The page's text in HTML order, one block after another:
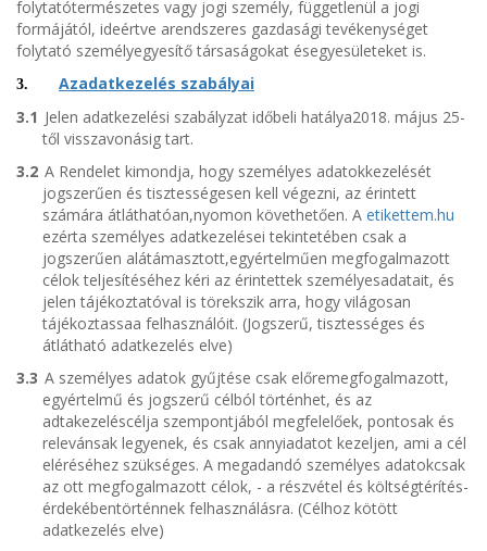
folytatótermészetes vagy jogi személy, függetlenül a jogi
formájától, ideértve arendszeres gazdasági tevékenységet
folytató személyegyesítő társaságokat ésegyesületeket is.
3.
Azadatkezelés szabályai
3.1 Jelen adatkezelési szabályzat időbeli hatálya2018. május 25-
től visszavonásig tart.
3.2 A Rendelet kimondja, hogy személyes adatokkezelését
jogszerűen és tisztességesen kell végezni, az érintett
számára átláthatóan,nyomon követhetően. A etikettem.hu
ezérta személyes adatkezelései tekintetében csak a
jogszerűen alátámasztott,egyértelműen megfogalmazott
célok teljesítéséhez kéri az érintettek személyesadatait, és
jelen tájékoztatóval is törekszik arra, hogy világosan
tájékoztassaa felhasználóit. (Jogszerű, tisztességes és
átlátható adatkezelés elve)
3.3 A személyes adatok gyűjtése csak előremegfogalmazott,
egyértelmű és jogszerű célból történhet, és az
adtakezeléscélja szempontjából megfelelőek, pontosak és
relevánsak legyenek, és csak annyiadatot kezeljen, ami a cél
eléréséhez szükséges. A megadandó személyes adatokcsak
az ott megfogalmazott célok, - a részvétel és költségtérítés-
érdekébentörténnek felhasználásra. (Célhoz kötött
adatkezelés elve)